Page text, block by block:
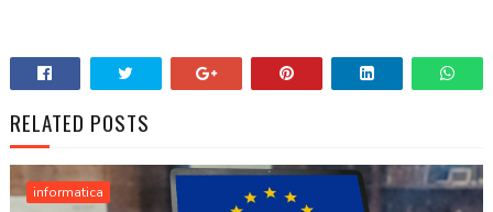
RELATED POSTS
informatica